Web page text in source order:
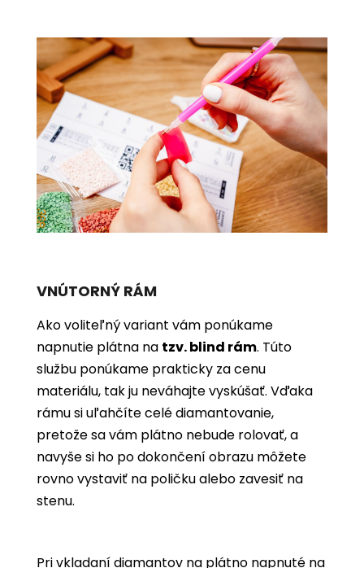
VNÚTORNÝ RÁM
Ako voliteľný variant vám ponúkame
napnutie plátna na tzv. blind rám. Túto
službu ponúkame prakticky za cenu
materiálu, tak ju neváhajte vyskúšať. Vďaka
rámu si uľahčíte celé diamantovanie,
pretože sa vám plátno nebude rolovať, a
navyše si ho po dokončení obrazu môžete
rovno vystaviť na poličku alebo zavesiť na
stenu.
Pri vkladaní diamantov na plátno napnuté na